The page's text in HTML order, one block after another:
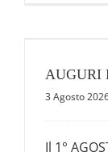
AUGURI
3 Agosto
Il 1°